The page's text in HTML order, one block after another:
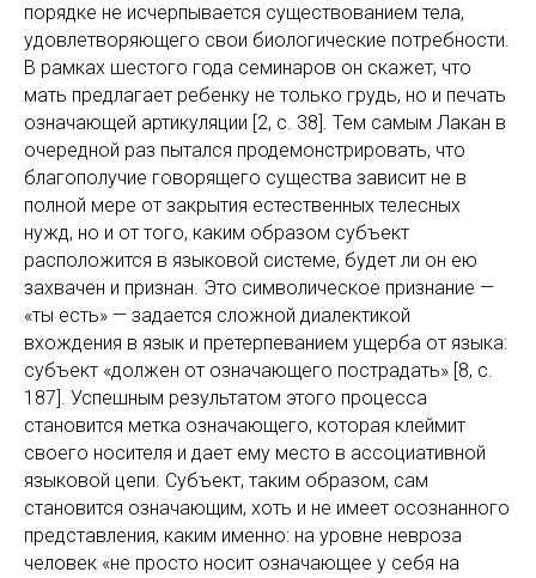
порядке не исчерпывается существованием тела,
удовлетворяющего свои биологические потребности.
В рамках шестого года семинаров он скажет, что
мать предлагает ребенку не только грудь, но и печать
означающей артикуляции [2, с. 38]. Тем самым Лакан в
очередной раз пытался продемонстрировать, что
благополучие говорящего существа зависит не в
полной мере от закрытия естественных телесных
нужд, но и от того, каким образом субъект
расположится в языковой системе, будет ли он ею
захвачен и признан. Это символическое признание —
«ты есть» — задается сложной диалектикой
вхождения в язык и претерпеванием ущерба от языка:
субъект «должен от означающего пострадать» [8, с.
187]. Успешным результатом этого процесса
становится метка означающего, которая клеймит
своего носителя и дает ему место в ассоциативной
языковой цепи. Субъект, таким образом, сам
становится означающим, хоть и не имеет осознанного
представления, каким именно: на уровне невроза
человек «не просто носит означающее у себя на